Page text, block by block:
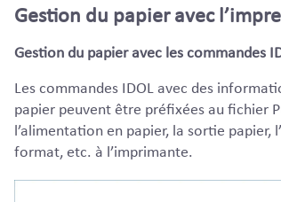
Gestion du papier avec
Gestion du papier avec les commandes
Les commandes IDOL avec des
papier peuvent être préfixées au fichier
l’alimentation en papier, la sortie papier,
format, etc. à l’imprimante.